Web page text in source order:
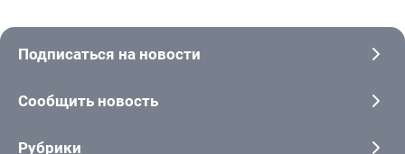
Подписаться на новости
Сообщить новость
Рубрики